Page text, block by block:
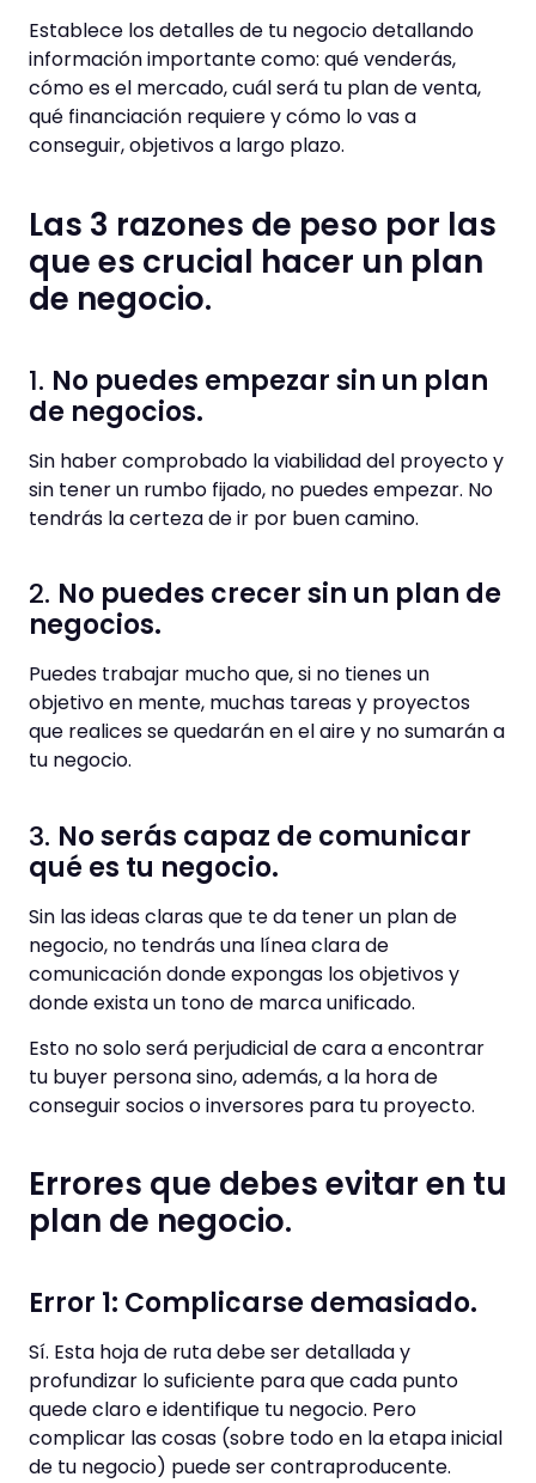
Establece los detalles de tu negocio detallando
información importante como: qué venderás,
cómo es el mercado, cuál será tu plan de venta,
qué financiación requiere y cómo lo vas a
conseguir, objetivos a largo plazo.
Las 3 razones de peso por las
que es crucial hacer un plan
de negocio.
1. No puedes empezar sin un plan
de negocios.
Sin haber comprobado la viabilidad del proyecto y
sin tener un rumbo fijado, no puedes empezar. No
tendrás la certeza de ir por buen camino.
2. No puedes crecer sin un plan de
negocios.
Puedes trabajar mucho que, si no tienes un
objetivo en mente, muchas tareas y proyectos
que realices se quedarán en el aire y no sumarán a
tu negocio.
3. No serás capaz de comunicar
qué es tu negocio.
Sin las ideas claras que te da tener un plan de
negocio, no tendrás una línea clara de
comunicación donde expongas los objetivos y
donde exista un tono de marca unificado.
Esto no solo será perjudicial de cara a encontrar
tu buyer persona sino, además, a la hora de
conseguir socios o inversores para tu proyecto.
Errores que debes evitar en tu
plan de negocio.
Error 1: Complicarse demasiado.
Sí. Esta hoja de ruta debe ser detallada y
profundizar lo suficiente para que cada punto
quede claro e identifique tu negocio. Pero
complicar las cosas (sobre todo en la etapa inicial
de tu negocio) puede ser contraproducente.